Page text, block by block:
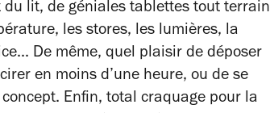
lit, de géniales tablettes tout terrain
les stores, les lumières, la
De même, quel plaisir de déposer
en moins d’une heure, ou de se
Enfin, total craquage pour la